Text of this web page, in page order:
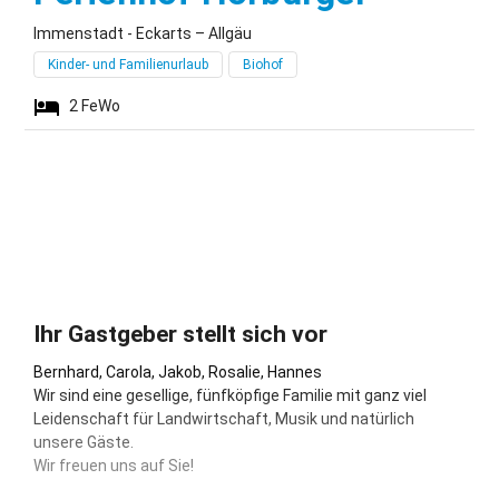
Immenstadt - Eckarts – Allgäu
Kinder- und Familienurlaub Biohof
2 FeWo
Ihr Gastgeber stellt sich vor
Bernhard, Carola, Jakob, Rosalie, Hannes
Wir sind eine gesellige, fünfköpfige Familie mit ganz viel
Leidenschaft für Landwirtschaft, Musik und natürlich
unsere Gäste.
Wir freuen uns auf Sie!